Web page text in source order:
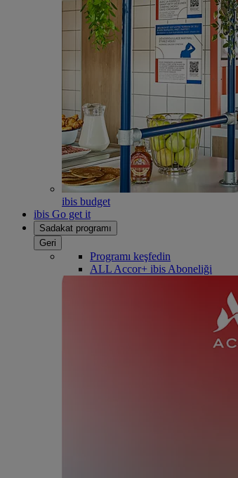
ibis budget
ibis Go get it
Sadakat programı
Geri
Programı keşfedin
ALL Accor+ ibis Aboneliği